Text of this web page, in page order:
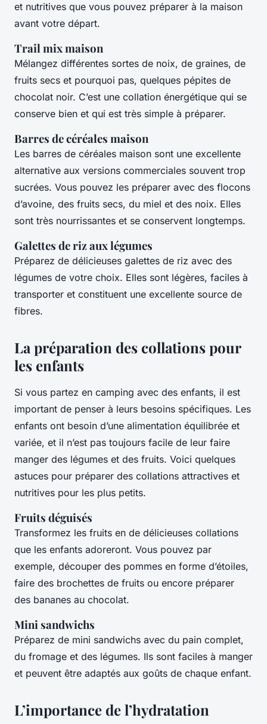
et nutritives que vous pouvez préparer à la maison
avant votre départ.
Trail mix maison
Mélangez différentes sortes de noix, de graines, de
fruits secs et pourquoi pas, quelques pépites de
chocolat noir. C’est une collation énergétique qui se
conserve bien et qui est très simple à préparer.
Barres de céréales maison
Les barres de céréales maison sont une excellente
alternative aux versions commerciales souvent trop
sucrées. Vous pouvez les préparer avec des flocons
d’avoine, des fruits secs, du miel et des noix. Elles
sont très nourrissantes et se conservent longtemps.
Galettes de riz aux légumes
Préparez de délicieuses galettes de riz avec des
légumes de votre choix. Elles sont légères, faciles à
transporter et constituent une excellente source de
fibres.
La préparation des collations pour
les enfants
Si vous partez en camping avec des enfants, il est
important de penser à leurs besoins spécifiques. Les
enfants ont besoin d’une alimentation équilibrée et
variée, et il n’est pas toujours facile de leur faire
manger des légumes et des fruits. Voici quelques
astuces pour préparer des collations attractives et
nutritives pour les plus petits.
Fruits déguisés
Transformez les fruits en de délicieuses collations
que les enfants adoreront. Vous pouvez par
exemple, découper des pommes en forme d’étoiles,
faire des brochettes de fruits ou encore préparer
des bananes au chocolat.
Mini sandwichs
Préparez de mini sandwichs avec du pain complet,
du fromage et des légumes. Ils sont faciles à manger
et peuvent être adaptés aux goûts de chaque enfant.
L’importance de l’hydratation